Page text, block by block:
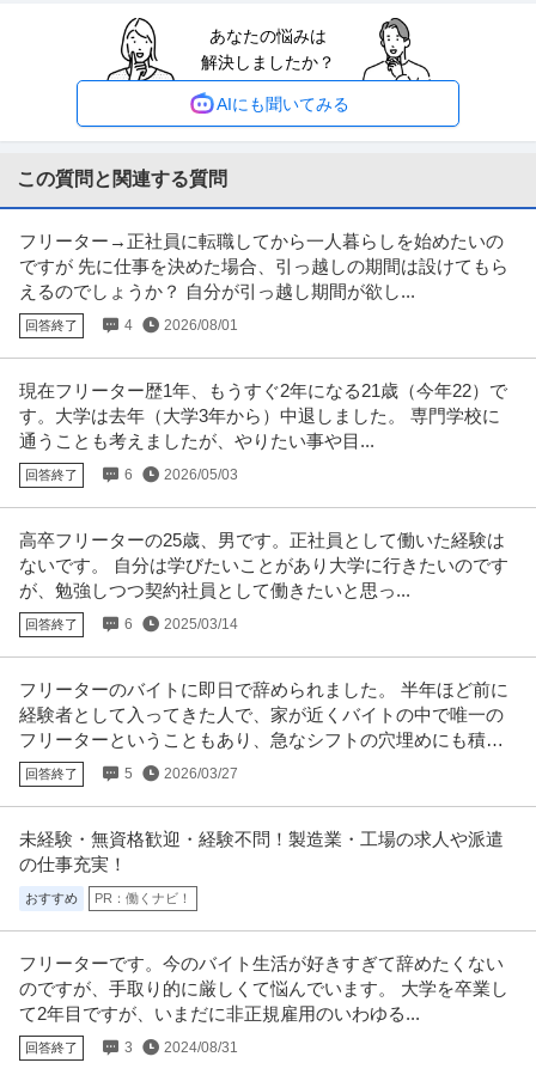
株式会社フルキャスト東京支社/EA0401G-AY
未経験OK
時給1,600円〜1,800円
・アパレル商品の倉庫作業 …続きを見る
ホールスタッフ／人気ラーメン店 ホール！週1・3h～OK！／らあ
めん花月嵐 デックス東京ビーチ店
グロービート・ジャパン株式会社
新着 パート・アルバイト 未経験OK 交通費支給 学歴不問
月給24万円
―――――――――――――― この仕事のおすすめポイント！ ――――――
―――――――― ・らあめ
…続きを見る
提供：エンゲージ
警備員 大人気／夏のイベント案件も盛り沢山／自由シフト制！週
払いもOK／毎週水曜日がお給料日最短翌日面接OK！応募後に届
問題なし！未経験歓迎 ／ 警備スタッフ
シンテイ警備株式会社 松戸支社 北千住・竹ノ塚・梅島(イベント-2)エリア/A3
203200113
日給1万円〜1.1万円
【仕事内容】 ＊……＊……＊……＊… 弊社は未経験スタート9割以上で 始め
やすい＆続けやすい♪ 今…続きを見る
大真綜合警備保障株式会社
新着 パート・アルバイト 未経験OK 学歴不問 シフト制
日給6,010円
[仕事内容] 工事現場や道路工事現場での交通誘導警備です。 歩行者や車両が
提供：tenichi
コールセンター／サービスエリアや渋滞情報などの問合せ対応
アルティウスリンク株式会社
新着 パート・アルバイト・契約社員 未経験OK 交通費支給 昇給あり
時給1,750円
推したいポイント ★プライベート時間も充実！ ゆっくり午後出社♪週4日勤務
～OK ★お昼から出社で …続きを見る
あなたの悩みは
解決しましたか？
AIにも聞いてみる
この質問と関連する質問
フリーター→正社員に転職してから一人暮らしを始めたいの
ですが 先に仕事を決めた場合、引っ越しの期間は設けてもら
えるのでしょうか？ 自分が引っ越し期間が欲し...
回答終了 4 2026/08/01
現在フリーター歴1年、もうすぐ2年になる21歳（今年22）で
す。大学は去年（大学3年から）中退しました。 専門学校に
通うことも考えましたが、やりたい事や目...
回答終了 6 2026/05/03
高卒フリーターの25歳、男です。正社員として働いた経験は
ないです。 自分は学びたいことがあり大学に行きたいのです
が、勉強しつつ契約社員として働きたいと思っ...
回答終了 6 2025/03/14
フリーターのバイトに即日で辞められました。 半年ほど前に
経験者として入ってきた人で、家が近くバイトの中で唯一の
フリーターということもあり、急なシフトの穴埋めにも積極
的に貢献してくれていました。
回答終了 5 2026/03/27
未経験・無資格歓迎・経験不問！製造業・工場の求人や派遣
の仕事充実！
おすすめ PR：働くナビ！
フリーターです。今のバイト生活が好きすぎて辞めたくない
のですが、手取り的に厳しくて悩んでいます。 大学を卒業し
て2年目ですが、いまだに非正規雇用のいわゆる...
回答終了 3 2024/08/31